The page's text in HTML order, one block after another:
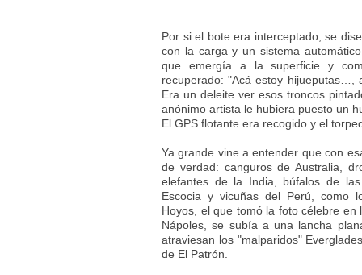
Por si el bote era interceptado, se
con la carga y un sistema
que emergía a la superficie y
recuperado: "Acá estoy
Era un deleite ver esos troncos
anónimo artista le hubiera puesto un
El GPS flotante era recogido y el
Ya grande vine a entender que con
de verdad: canguros de Australia,
elefantes de la India, búfalos de
Escocia y vicuñas del Perú, como
Hoyos, el que tomó la foto célebre
Nápoles, se subía a una lancha
atraviesan los "malparidos"
de El Patrón.